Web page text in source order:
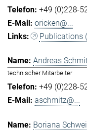
+49 (0)228-
oricken@...
Publications
Andreas
technischer Mitarbeiter
+49 (0)228-
aschmitz@...
Boriana